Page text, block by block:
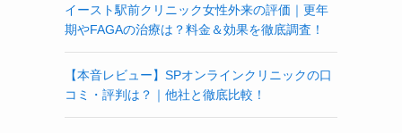
イースト駅前クリニック女性外来の評価｜更年
期やFAGAの治療は？料金＆効果を徹底調査！
【本音レビュー】SPオンラインクリニックの口
コミ・評判は？｜他社と徹底比較！